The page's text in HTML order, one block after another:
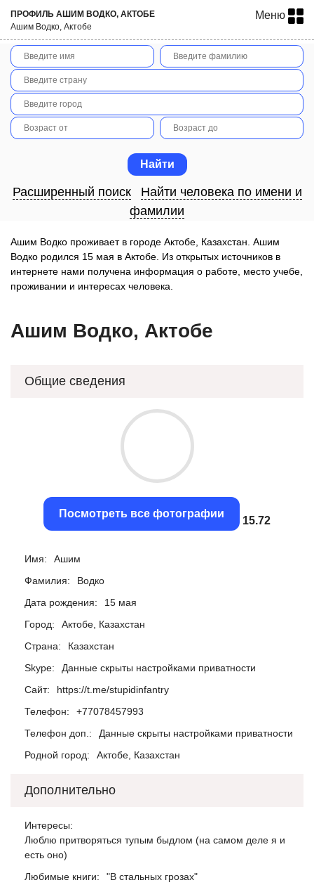
ПРОФИЛЬ АШИМ ВОДКО, АКТОБЕ
Ашим Водко, Актобе
Меню
Расширенный поиск
Найти человека по имени и
фамилии
Ашим Водко проживает в городе Актобе, Казахстан. Ашим
Водко родился 15 мая в Актобе. Из открытых источников в
интернете нами получена информация о работе, место учебе,
проживании и интересах человека.
Ашим Водко, Актобе
Общие сведения
Посмотреть все фотографии
15.43
Имя:
Ашим
Фамилия:
Водко
Дата рождения:
15 мая
Город:
Актобе, Казахстан
Страна:
Казахстан
Skype:
Данные скрыты настройками приватности
Сайт:
https://t.me/stupidinfantry
Телефон:
+77078457993
Телефон доп.:
Данные скрыты настройками приватности
Родной город:
Актобе, Казахстан
Дополнительно
Интересы:
Люблю притворяться тупым быдлом (на самом деле я и
есть оно)
Любимые книги:
"В стальных грозах"